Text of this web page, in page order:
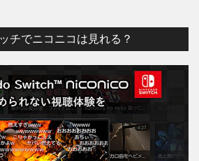
チでニコニコは見れる？